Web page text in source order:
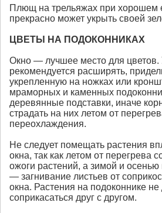
Плющ на трельяжах при хорошем
прекрасно может укрыть своей
ЦВЕТЫ НА ПОДОКОННИКАХ
Окно — лучшее место для цветов.
рекомендуется расширять,
укрепленную на ножках или
мраморных и каменных
деревянные подставки, иначе
страдать на них летом от
переохлаждения.
Не следует помещать растения
окна, так как летом от перегрева
ожоги растений, а зимой и осенью
— загнивание листьев от
окна. Растения на подоконнике
соприкасаться друг с другом.